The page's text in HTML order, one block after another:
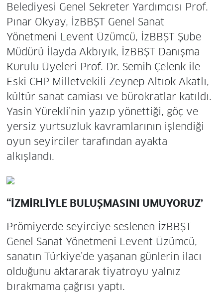
Belediyesi Genel Sekreter Yardımcısı Prof.
Pınar Okyay, İzBBŞT Genel Sanat
Yönetmeni Levent Üzümcü, İzBBŞT Şube
Müdürü İlayda Akbıyık, İzBBŞT Danışma
Kurulu Üyeleri Prof. Dr. Semih Çelenk ile
Eski CHP Milletvekili Zeynep Altıok Akatlı,
kültür sanat camiası ve bürokratlar katıldı.
Yasin Yürekli’nin yazıp yönettiği, göç ve
yersiz yurtsuzluk kavramlarının işlendiği
oyun seyirciler tarafından ayakta
alkışlandı.
“İZMİRLİYLE BULUŞMASINI UMUYORUZ’
Prömiyerde seyirciye seslenen İzBBŞT
Genel Sanat Yönetmeni Levent Üzümcü,
sanatın Türkiye’de yaşanan günlerin ilacı
olduğunu aktararak tiyatroyu yalnız
bırakmama çağrısı yaptı.